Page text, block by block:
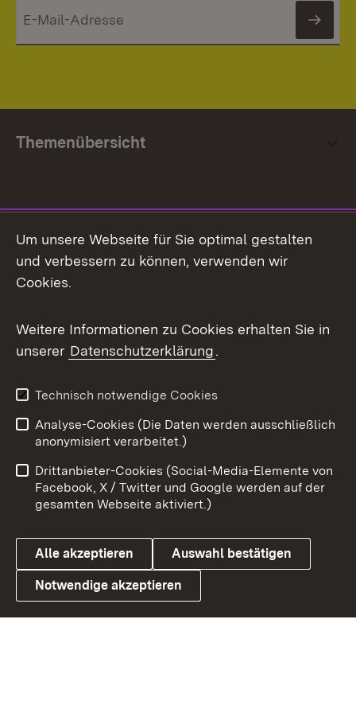
Themenübersicht
Facebook
X / Twitter
Youtube
Link zum Landesportal
Impressum
Kontakt
Barrierefreiheit
Datenschutz
Cookies
Um unsere Webseite für Sie optimal gestalten
und verbessern zu können, verwenden wir
Cookies.
Weitere Informationen zu Cookies erhalten Sie in
unserer Datenschutzerklärung.
Technisch notwendige Cookies
Analyse-Cookies (Die Daten werden ausschließlich
anonymisiert verarbeitet.)
Drittanbieter-Cookies (Social-Media-Elemente von
Facebook, X / Twitter und Google werden auf der
gesamten Webseite aktiviert.)
Alle akzeptieren Auswahl bestätigen
Notwendige akzeptieren